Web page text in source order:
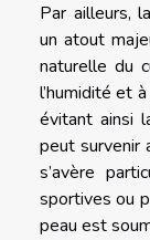
Par ailleurs,
un atout
naturelle du
l’humidité et
évitant ainsi
peut survenir
s’avère
sportives ou
peau est